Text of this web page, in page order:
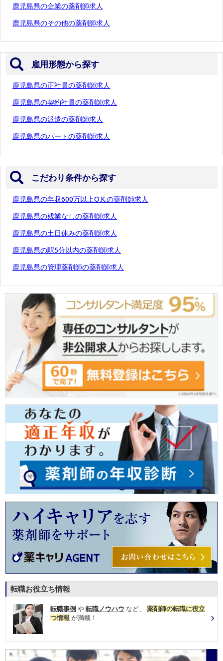
鹿児島県の企業の薬剤師求人
鹿児島県のその他の薬剤師求人
雇用形態から探す
鹿児島県の正社員の薬剤師求人
鹿児島県の契約社員の薬剤師求人
鹿児島県の派遣の薬剤師求人
鹿児島県のパートの薬剤師求人
こだわり条件から探す
鹿児島県の年収600万以上O.K.の薬剤師求人
鹿児島県の残業なしの薬剤師求人
鹿児島県の土日休みの薬剤師求人
鹿児島県の駅5分以内の薬剤師求人
鹿児島県の管理薬剤師の薬剤師求人
転職お役立ち情報
転職事例 や 転職ノウハウ など、 薬剤師の転職に役立
つ情報 が満載！